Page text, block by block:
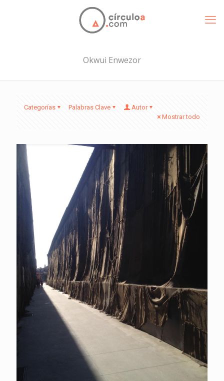
Okwui Enwezor
Categorías Palabras Clave
Autor
Mostrar todo